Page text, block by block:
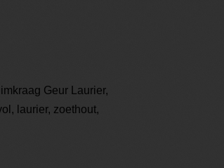
Geur Laurier,
laurier, zoethout,